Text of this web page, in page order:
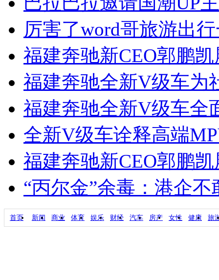
厉害了word哥旅游出
福建奔驰新CEO郭鹏
福建奔驰全新V级车为
福建奔驰全新V级车全
全新V级车诠释高端
福建奔驰新CEO郭鹏
“丙尔金”余毒：港企
首页 新闻 商业 体育 娱乐 财经 汽车 房产 女性 健康 旅